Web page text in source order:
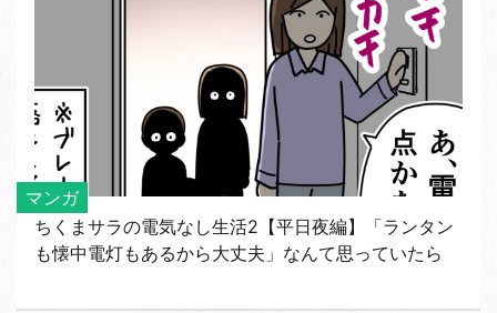
マンガ
ちくまサラの電気なし生活2【平日夜編】「ランタン
も懐中電灯もあるから大丈夫」なんて思っていたら